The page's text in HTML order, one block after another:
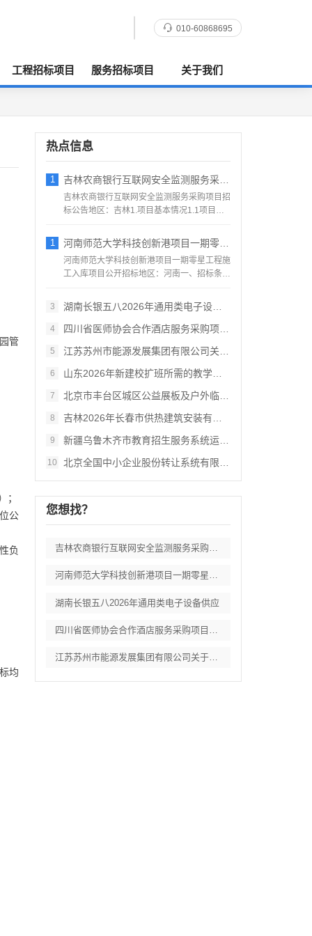
010-60868695
工程招标项目 服务招标项目 关于我们
管
；
公
负
均
热点信息
1 吉林农商银行互联网安全监测服务采购项目招
吉林农商银行互联网安全监测服务采购项目招
标公告地区：吉林1.项目基本情况1.1项目编
1 河南师范大学科技创新港项目一期零星工程施
河南师范大学科技创新港项目一期零星工程施
工入库项目公开招标地区：河南一、招标条件
3
湖南长银五八2026年通用类电子设备供应
4 四川省医师协会合作酒店服务采购项目竞争性
5 江苏苏州市能源发展集团有限公司关于常规燃
6 山东2026年新建校扩班所需的教学及办公
7 北京市丰台区城区公益展板及户外临时展览装
8 吉林2026年长春市供热建筑安装有限责任
9 新疆乌鲁木齐市教育招生服务系统运维服务项
10 北京全国中小企业股份转让系统有限责任公司
您想找？
吉林农商银行互联网安全监测服务采购项目招
河南师范大学科技创新港项目一期零星工程施
湖南长银五八2026年通用类电子设备供应
四川省医师协会合作酒店服务采购项目竞争性
江苏苏州市能源发展集团有限公司关于常规燃